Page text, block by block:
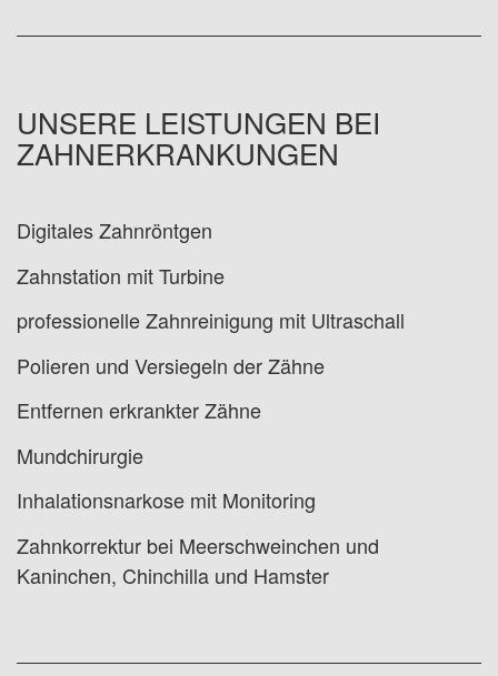
UNSERE LEISTUNGEN BEI
ZAHNERKRANKUNGEN
Digitales Zahnröntgen
Zahnstation mit Turbine
professionelle Zahnreinigung mit Ultraschall
Polieren und Versiegeln der Zähne
Entfernen erkrankter Zähne
Mundchirurgie
Inhalationsnarkose mit Monitoring
Zahnkorrektur bei Meerschweinchen und
Kaninchen, Chinchilla und Hamster